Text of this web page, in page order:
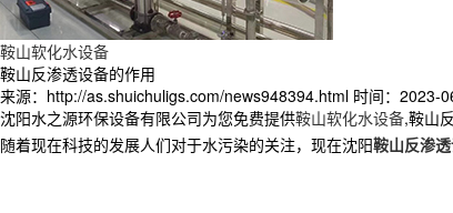
鞍山反渗透设备的作用
来源：http://as.shuichuligs.com/news948394.html 时间：2023-
沈阳水之源环保设备有限公司为您免费提供鞍山软化水设备,鞍山
随着现在科技的发展人们对于水污染的关注，现在沈阳鞍山反渗
鞍山软化水设备